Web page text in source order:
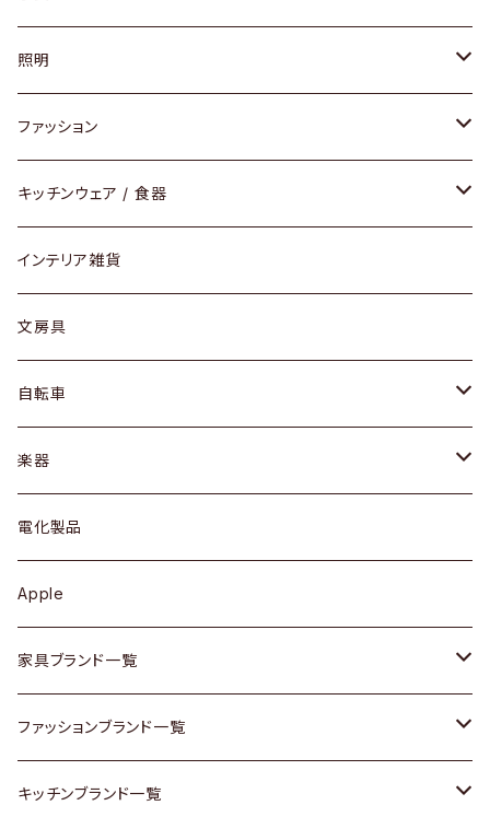
ソファ / ベンチ
チェア / スツール
ダイニングセット / ダイニングテーブル
ローテーブル / サイドテーブル
デスク / コンソール
ドレッサー
シェルフ
キュリオケース / 飾り棚
カップボード / 食器棚
チェスト
その他家具
Vintageヴィンテージ / Antiqueアンティーク
照明
ペンダントライト
テーブルランプ / デスクスタンド
フロアライト
ファッション
アクセサリー
リング
ピアス / イヤリング
財布
バッグ
アウター
トップス
ワンピース
ボトムス
靴
スカーフ
腕時計
キッチンウェア / 食器
グラス / タンブラー
カップ / マグ
プレート / ボウル
カトラリー
ケトル / ティーポット
鍋 / フライパン
Vintage / ヴィンテージ
銀製品
和物 / 作家物
インテリア雑貨
文房具
自転車
dahon
楽器
ギター
ベース
その他楽器
電化製品
Apple
家具ブランド一覧
ACME Furniture / アクメ ファニチャー
ACTUS / アクタス
ファッションブランド一覧
agnes b / アニエス ベー
キッチンブランド一覧